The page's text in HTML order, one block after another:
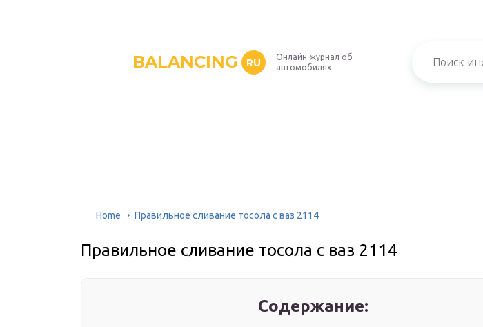
BALANCING RU
Онлайн-журнал об
автомобилях
Home Правильное сливание тосола с ваз 2114
Правильное сливание тосола с ваз 2114
Содержание: